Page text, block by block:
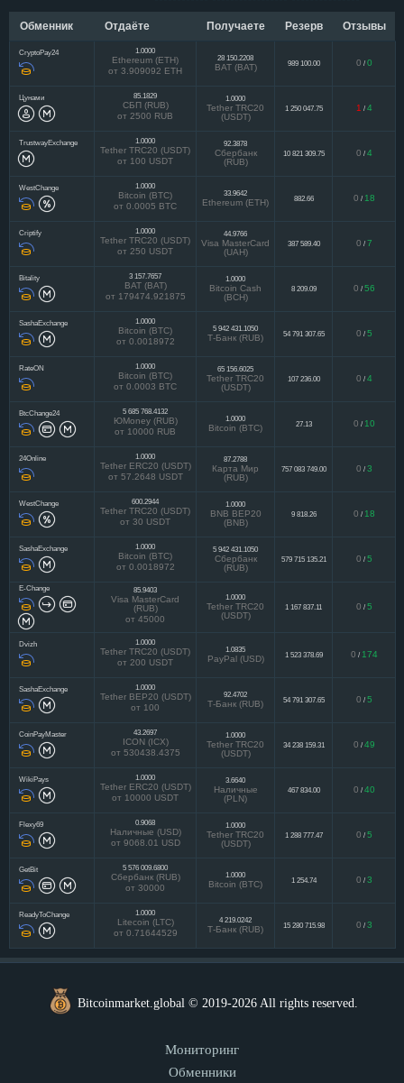
Обменник Отдаёте Получаете Резерв Отзывы
CryptoPay24 1.0000
Ethereum (ETH)
от 3.909092 ETH
28 150.2208
BAT (BAT) 989 100.00 0 / 0
Цунами 85.1829
СБП (RUB)
от 2500 RUB
1.0000
Tether TRC20
(USDT)
1 250 047.75 1 / 4
TrustwayExchange 1.0000
Tether TRC20 (USDT)
от 100 USDT
92.3878
Сбербанк
(RUB)
10 821 309.75 0 / 4
WestChange 1.0000
Bitcoin (BTC)
от 0.0005 BTC
33.9642
Ethereum (ETH) 882.66 0 / 18
Criptify 1.0000
Tether TRC20 (USDT)
от 250 USDT
44.9766
Visa MasterCard
(UAH)
387 589.40 0 / 7
Bitality 3 157.7657
BAT (BAT)
от 179474.921875
1.0000
Bitcoin Cash
(BCH)
8 209.09 0 / 56
SashaExchange 1.0000
Bitcoin (BTC)
от 0.0018972
5 942 431.1050
Т-Банк (RUB) 54 791 307.65 0 / 5
RateON 1.0000
Bitcoin (BTC)
от 0.0003 BTC
65 156.6025
Tether TRC20
(USDT)
107 236.00 0 / 4
BtcChange24 5 685 768.4132
ЮMoney (RUB)
от 10000 RUB
1.0000
Bitcoin (BTC) 27.13 0 / 10
24Online 1.0000
Tether ERC20 (USDT)
от 57.2648 USDT
87.2788
Карта Мир
(RUB)
757 083 749.00 0 / 3
WestChange 600.2944
Tether TRC20 (USDT)
от 30 USDT
1.0000
BNB BEP20
(BNB)
9 818.26 0 / 18
SashaExchange 1.0000
Bitcoin (BTC)
от 0.0018972
5 942 431.1050
Сбербанк
(RUB)
579 715 135.21 0 / 5
E-Change 85.9403
Visa MasterCard
(RUB)
от 45000
1.0000
Tether TRC20
(USDT)
1 167 837.11 0 / 5
Dvizh 1.0000
Tether TRC20 (USDT)
от 200 USDT
1.0835
PayPal (USD) 1 523 378.69 0 / 174
SashaExchange 1.0000
Tether BEP20 (USDT)
от 100
92.4702
Т-Банк (RUB) 54 791 307.65 0 / 5
CoinPayMaster 43.2697
ICON (ICX)
от 530438.4375
1.0000
Tether TRC20
(USDT)
34 238 159.31 0 / 49
WikiPays 1.0000
Tether ERC20 (USDT)
от 10000 USDT
3.6640
Наличные
(PLN)
467 834.00 0 / 40
Flexy69 0.9068
Наличные (USD)
от 9068.01 USD
1.0000
Tether TRC20
(USDT)
1 288 777.47 0 / 5
GetBit 5 576 009.6800
Сбербанк (RUB)
от 30000
1.0000
Bitcoin (BTC) 1 254.74 0 / 3
ReadyToChange 1.0000
Litecoin (LTC)
от 0.71644529
4 219.0242
Т-Банк (RUB) 15 280 715.98 0 / 3
Bitcoinmarket.global © 2019-2026 All rights reserved.
Мониторинг
Обменники